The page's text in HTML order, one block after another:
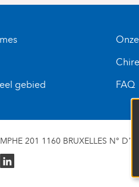
gebied
FAQ
201 1160 BRUXELLES N°